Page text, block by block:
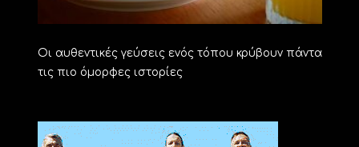
Οι αυθεντικές γεύσεις ενός τόπου κρύβουν πάντα
τις πιο όμορφες ιστορίες